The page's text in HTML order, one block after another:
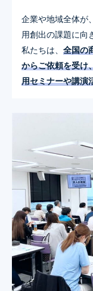
企業や地域全体が
用創出の課題に向
私たちは、 全国の
からご依頼を受け
用セミナーや講演